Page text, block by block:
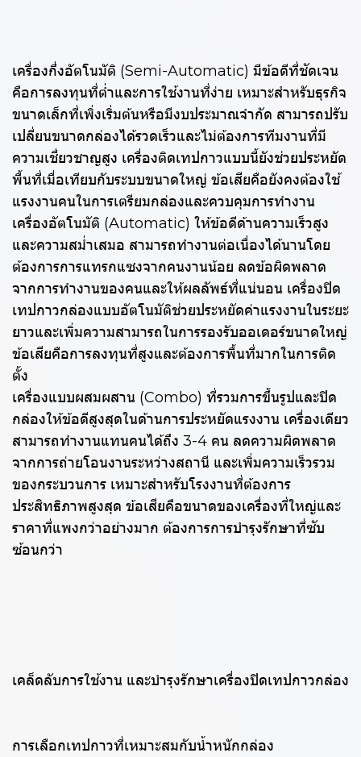
เครื่องกึ่งอัตโนมัติ (Semi-Automatic) มีข้อดีที่ชัดเจน
คือการลงทุนที่ต่ำและการใช้งานที่ง่าย เหมาะสำหรับธุรกิจ
ขนาดเล็กที่เพิ่งเริ่มต้นหรือมีงบประมาณจำกัด สามารถปรับ
เปลี่ยนขนาดกล่องได้รวดเร็วและไม่ต้องการทีมงานที่มี
ความเชี่ยวชาญสูง เครื่องติดเทปกาวแบบนี้ยังช่วยประหยัด
พื้นที่เมื่อเทียบกับระบบขนาดใหญ่ ข้อเสียคือยังคงต้องใช้
แรงงานคนในการเตรียมกล่องและควบคุมการทำงาน
เครื่องอัตโนมัติ (Automatic) ให้ข้อดีด้านความเร็วสูง
และความสม่ำเสมอ สามารถทำงานต่อเนื่องได้นานโดย
ต้องการการแทรกแซงจากคนงานน้อย ลดข้อผิดพลาด
จากการทำงานของคนและให้ผลลัพธ์ที่แน่นอน เครื่องปิด
เทปกาวกล่องแบบอัตโนมัติช่วยประหยัดค่าแรงงานในระยะ
ยาวและเพิ่มความสามารถในการรองรับออเดอร์ขนาดใหญ่
ข้อเสียคือการลงทุนที่สูงและต้องการพื้นที่มากในการติด
ตั้ง
เครื่องแบบผสมผสาน (Combo) ที่รวมการขึ้นรูปและปิด
กล่องให้ข้อดีสูงสุดในด้านการประหยัดแรงงาน เครื่องเดียว
สามารถทำงานแทนคนได้ถึง 3-4 คน ลดความผิดพลาด
จากการถ่ายโอนงานระหว่างสถานี และเพิ่มความเร็วรวม
ของกระบวนการ เหมาะสำหรับโรงงานที่ต้องการ
ประสิทธิภาพสูงสุด ข้อเสียคือขนาดของเครื่องที่ใหญ่และ
ราคาที่แพงกว่าอย่างมาก ต้องการการบำรุงรักษาที่ซับ
ซ้อนกว่า
เคล็ดลับการใช้งาน และบำรุงรักษาเครื่องปิดเทปกาวกล่อง
การเลือกเทปกาวที่เหมาะสมกับน้ำหนักกล่อง